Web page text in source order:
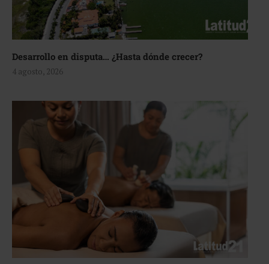
Desarrollo en disputa… ¿Hasta dónde crecer?
4 agosto, 2026